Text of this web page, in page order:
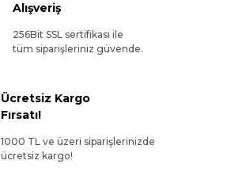
Alışveriş
256Bit SSL sertifikası ile
tüm siparişleriniz güvende.
Ücretsiz Kargo
Fırsatı!
1000 TL ve üzeri siparişlerinizde
ücretsiz kargo!